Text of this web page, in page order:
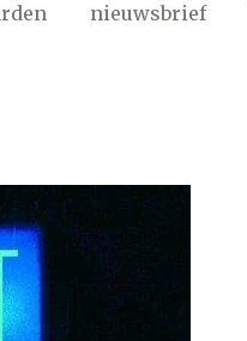
nieuwsbrief